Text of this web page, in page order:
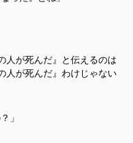
人が死んだ』と伝えるのは
人が死んだ』わけじゃない
」